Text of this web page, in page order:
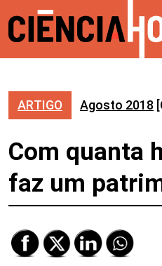
ARTIGO Agosto 2018
Com quanta
faz um